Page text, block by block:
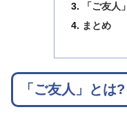
「ご友
まとめ
「ご友人」とは?